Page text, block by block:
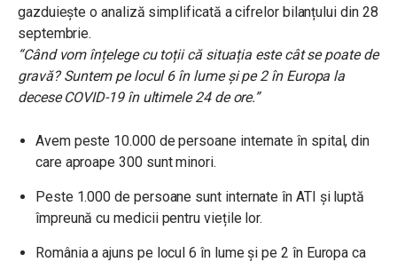
gazduiește o analiză simplificată a cifrelor bilanțului din 28
septembrie.
“Când vom înțelege cu toții că situația este cât se poate de
gravă?Suntem pe locul 6 în lume și pe 2 în Europa la
decese COVID-19 în ultimele 24 de ore.”
Avem peste 10.000 de persoane internate în spital, din
care aproape 300 sunt minori.
Peste 1.000 de persoane sunt internate în ATI și luptă
împreună cu medicii pentru viețile lor.
România a ajuns pe locul 6 în lume și pe 2 în Europa ca